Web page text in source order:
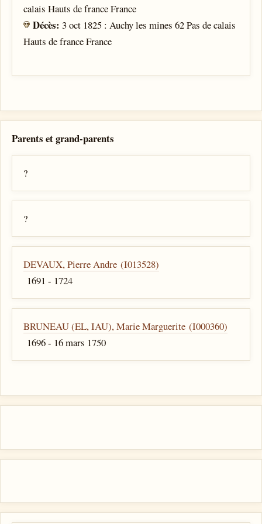
calais Hauts de france France
Décès:3 oct 1825 : Auchy les mines 62 Pas de calais
Hauts de france France
Parents et grand-parents
?
?
DEVAUX, Pierre Andre (I013528)
1691 - 1724
BRUNEAU (EL, IAU), Marie Marguerite (I000360)
1696 - 16 mars 1750